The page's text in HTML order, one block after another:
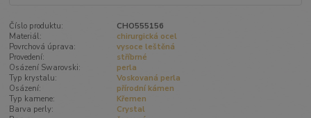
Číslo produktu:
CHO555156
Materiál:
chirurgická ocel
Povrchová úprava:
vysoce leštěná
Provedení:
stříbrné
Osázení Swarovski:
perla
Typ krystalu:
Voskovaná perla
Osázení:
přírodní kámen
Typ kamene:
Křemen
Barva perly:
Crystal